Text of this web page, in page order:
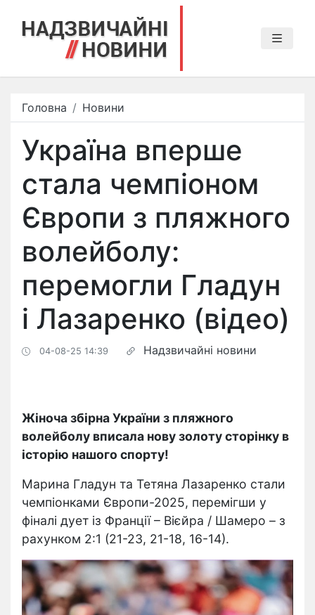
Головна Новини
Україна вперше
стала чемпіоном
Європи з пляжного
волейболу:
перемогли Гладун
і Лазаренко (відео)
04-08-25 14:39 Надзвичайні новини
Жіноча збірна України з пляжного
волейболу вписала нову золоту сторінку в
історію нашого спорту!
Марина Гладун та Тетяна Лазаренко стали
чемпіонками Європи-2025, перемігши у
фіналі дует із Франції – Вієйра / Шамеро – з
рахунком 2:1 (21-23, 21-18, 16-14).